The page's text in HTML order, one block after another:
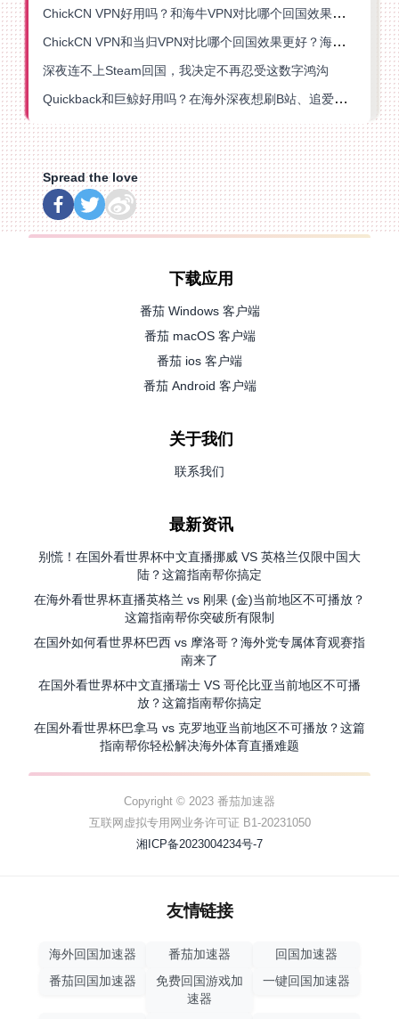
ChickCN VPN好用吗？和海牛VPN对比哪个回国效果更好？
ChickCN VPN和当归VPN对比哪个回国效果更好？海外党亲测后选了它
深夜连不上Steam回国，我决定不再忍受这数字鸿沟
Quickback和巨鲸好用吗？在海外深夜想刷B站、追爱奇艺的你，或许正需要这份答案
Spread the love
下载应用
番茄 Windows 客户端
番茄 macOS 客户端
番茄 ios 客户端
番茄 Android 客户端
关于我们
联系我们
最新资讯
别慌！在国外看世界杯中文直播挪威 VS 英格兰仅限中国大
陆？这篇指南帮你搞定
在海外看世界杯直播英格兰 vs 刚果 (金)当前地区不可播放？
这篇指南帮你突破所有限制
在国外如何看世界杯巴西 vs 摩洛哥？海外党专属体育观赛指
南来了
在国外看世界杯中文直播瑞士 VS 哥伦比亚当前地区不可播
放？这篇指南帮你搞定
在国外看世界杯巴拿马 vs 克罗地亚当前地区不可播放？这篇
指南帮你轻松解决海外体育直播难题
Copyright © 2023 番茄加速器
互联网虚拟专用网业务许可证 B1-20231050
湘ICP备2023004234号-7
友情链接
海外回国加速器 番茄加速器
回国加速器
番茄回国加速器
免费回国游戏加
速器
一键回国加速器